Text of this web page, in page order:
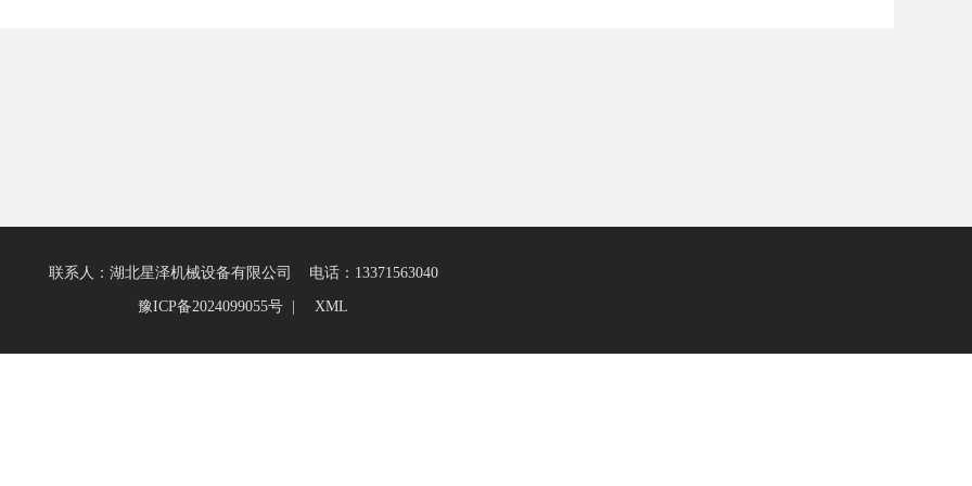
联系人：湖北星泽机械设备有限公司 电话：13371563040
豫ICP备2024099055号 | XML